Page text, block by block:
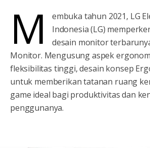
M
embuka tahun 2021, LG
Indonesia (LG)
desain monitor
Monitor. Mengusung aspek
fleksibilitas tinggi, desain konsep
untuk memberikan tatanan ruang
game ideal bagi produktivitas dan
penggunanya.